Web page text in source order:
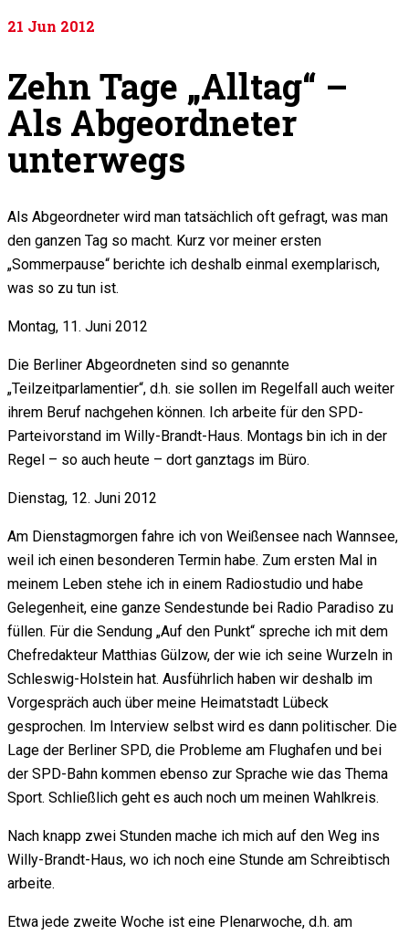
21 Jun 2012
Zehn Tage „Alltag“ –
Als Abgeordneter
unterwegs
Als Abgeordneter wird man tatsächlich oft gefragt, was man
den ganzen Tag so macht. Kurz vor meiner ersten
„Sommerpause“ berichte ich deshalb einmal exemplarisch,
was so zu tun ist.
Montag, 11. Juni 2012
Die Berliner Abgeordneten sind so genannte
„Teilzeitparlamentier“, d.h. sie sollen im Regelfall auch weiter
ihrem Beruf nachgehen können. Ich arbeite für den SPD-
Parteivorstand im Willy-Brandt-Haus. Montags bin ich in der
Regel – so auch heute – dort ganztags im Büro.
Dienstag, 12. Juni 2012
Am Dienstagmorgen fahre ich von Weißensee nach Wannsee,
weil ich einen besonderen Termin habe. Zum ersten Mal in
meinem Leben stehe ich in einem Radiostudio und habe
Gelegenheit, eine ganze Sendestunde bei Radio Paradiso zu
füllen. Für die Sendung „Auf den Punkt“ spreche ich mit dem
Chefredakteur Matthias Gülzow, der wie ich seine Wurzeln in
Schleswig-Holstein hat. Ausführlich haben wir deshalb im
Vorgespräch auch über meine Heimatstadt Lübeck
gesprochen. Im Interview selbst wird es dann politischer. Die
Lage der Berliner SPD, die Probleme am Flughafen und bei
der SPD-Bahn kommen ebenso zur Sprache wie das Thema
Sport. Schließlich geht es auch noch um meinen Wahlkreis.
Nach knapp zwei Stunden mache ich mich auf den Weg ins
Willy-Brandt-Haus, wo ich noch eine Stunde am Schreibtisch
arbeite.
Etwa jede zweite Woche ist eine Plenarwoche, d.h. am